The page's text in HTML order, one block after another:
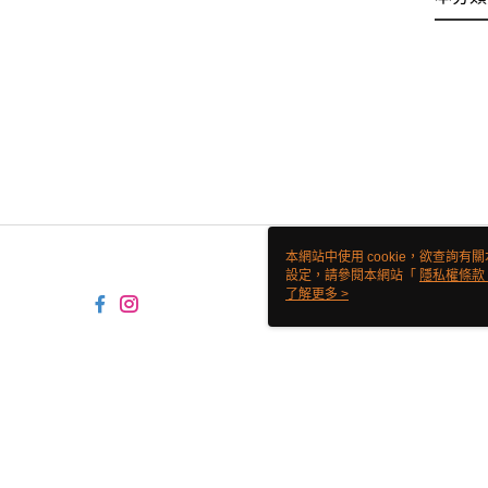
本網站中使用 cookie，欲查詢有
設定，請參閱本網站「 隱私權條款
使用 cookie。
了解更多 >